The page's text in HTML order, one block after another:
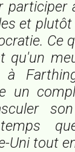
participer
et plutôt
Ce
qu'un
à
un
Uni tout